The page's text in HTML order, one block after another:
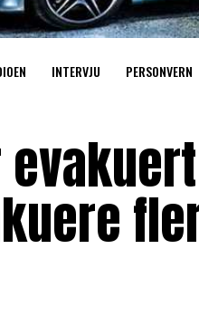
INTERVJU PERSONVERN